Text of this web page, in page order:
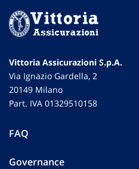
Vittoria Assicurazioni S.p.A.
Via Ignazio Gardella, 2
20149 Milano
Part. IVA 01329510158
FAQ
Governance